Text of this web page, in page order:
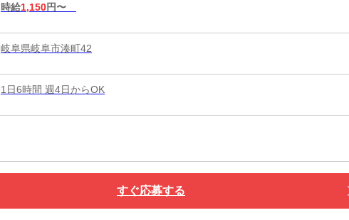
時給1,150円〜
岐阜県岐阜市湊町42
1日6時間 週4日からOK
すぐ応募する